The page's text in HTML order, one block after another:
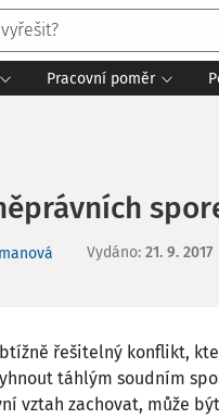
Pracovní poměr
Vydáno: 21. 9. 2017
řešitelný konflikt,
táhlým soudním
vztah zachovat, může